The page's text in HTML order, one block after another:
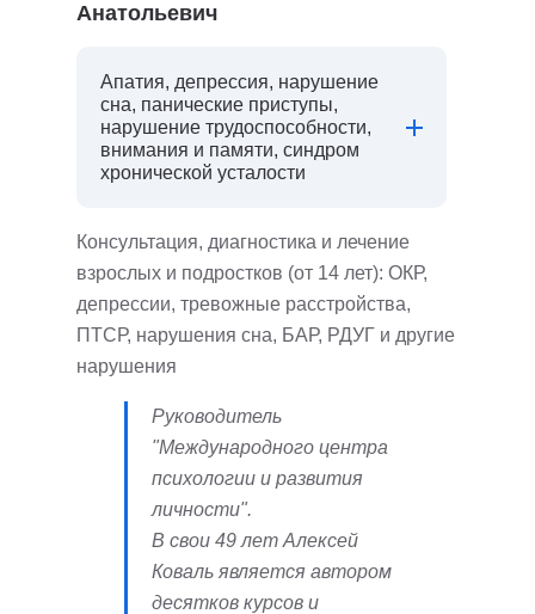
Анатольевич
Апатия, депрессия, нарушение
сна, панические приступы,
нарушение трудоспособности,
внимания и памяти, синдром
хронической усталости
Консультация, диагностика и лечение
взрослых и подростков (от 14 лет): ОКР,
депрессии, тревожные расстройства,
ПТСР, нарушения сна, БАР, РДУГ и другие
нарушения
Руководитель
"Международного центра
психологии и развития
личности".
В свои 49 лет Алексей
Коваль является автором
десятков курсов и